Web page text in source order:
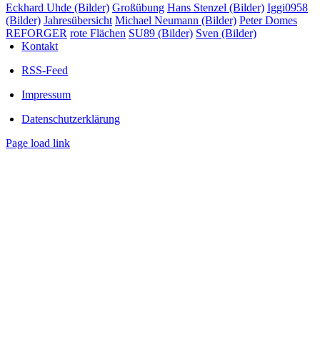
Eckhard Uhde (Bilder) Großübung Hans Stenzel (Bilder) Iggi0958
(Bilder) Jahresübersicht Michael Neumann (Bilder) Peter Domes
REFORGER rote Flächen SU89 (Bilder) Sven (Bilder)
Kontakt
RSS-Feed
Impressum
Datenschutzerklärung
Page load link